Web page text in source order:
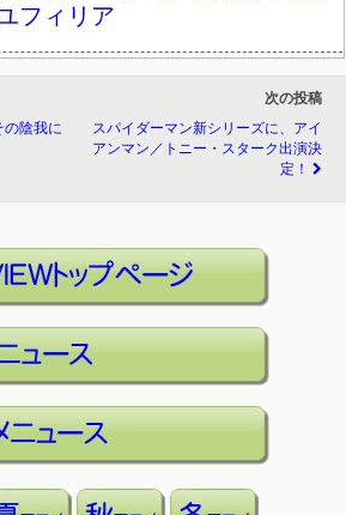
フィリア
の陰我に
次の投稿
スパイダーマン新シリーズに、アイ
アンマン／トニー・スターク出演決
定！